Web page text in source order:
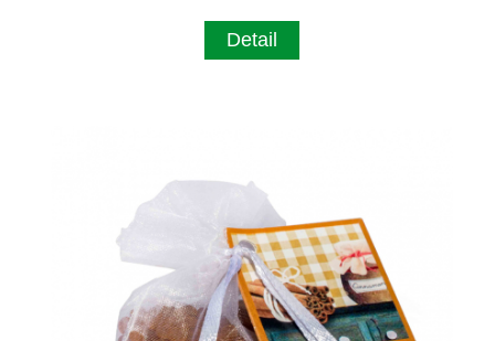
Detail